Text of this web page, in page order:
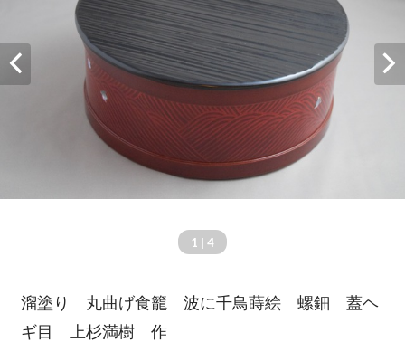
1 | 4
溜塗り 丸曲げ食籠 波に千鳥蒔絵 螺鈿 蓋ヘ
ギ目 上杉満樹 作